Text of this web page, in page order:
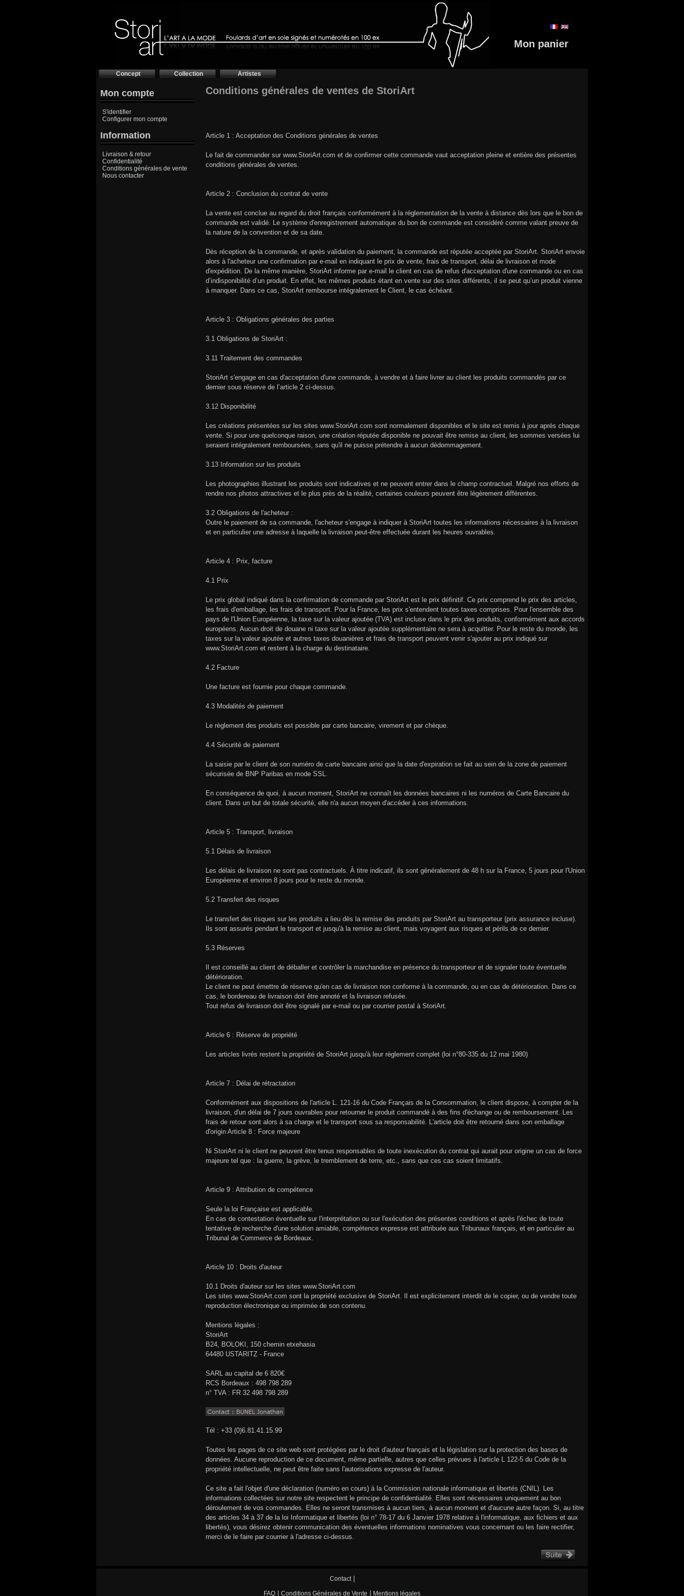
Mon panier
Concept Collection Artistes
Mon compte
S'identifier
Configurer mon compte
Information
Livraison & retour
Confidentialité
Conditions générales de vente
Nous contacter
Conditions générales de ventes de StoriArt
Article 1 : Acceptation des Conditions générales de ventes
Le fait de commander sur www.StoriArt.com et de confirmer cette commande vaut acceptation pleine et entière des présentes
conditions générales de ventes.
Article 2 : Conclusion du contrat de vente
La vente est conclue au regard du droit français conformément à la réglementation de la vente à distance dès lors que le bon de
commande est validé. Le système d'enregistrement automatique du bon de commande est considéré comme valant preuve de
la nature de la convention et de sa date.
Dès réception de la commande, et après validation du paiement, la commande est réputée acceptée par StoriArt. StoriArt envoie
alors à l'acheteur une confirmation par e-mail en indiquant le prix de vente, frais de transport, délai de livraison et mode
d'expédition. De la même manière, StoriArt informe par e-mail le client en cas de refus d'acceptation d'une commande ou en cas
d’indisponibilité d’un produit. En effet, les mêmes produits étant en vente sur des sites différents, il se peut qu’un produit vienne
à manquer. Dans ce cas, StoriArt rembourse intégralement le Client, le cas échéant.
Article 3 : Obligations générales des parties
3.1 Obligations de StoriArt :
3.11 Traitement des commandes
StoriArt s'engage en cas d'acceptation d'une commande, à vendre et à faire livrer au client les produits commandés par ce
dernier sous réserve de l’article 2 ci-dessus.
3.12 Disponibilité
Les créations présentées sur les sites www.StoriArt.com sont normalement disponibles et le site est remis à jour après chaque
vente. Si pour une quelconque raison, une création réputée disponible ne pouvait être remise au client, les sommes versées lui
seraient intégralement remboursées, sans qu'il ne puisse prétendre à aucun dédommagement.
3.13 Information sur les produits
Les photographies illustrant les produits sont indicatives et ne peuvent entrer dans le champ contractuel. Malgré nos efforts de
rendre nos photos attractives et le plus près de la réalité, certaines couleurs peuvent être légèrement différentes.
3.2 Obligations de l'acheteur :
Outre le paiement de sa commande, l'acheteur s'engage à indiquer à StoriArt toutes les informations nécessaires à la livraison
et en particulier une adresse à laquelle la livraison peut-être effectuée durant les heures ouvrables.
Article 4 : Prix, facture
4.1 Prix
Le prix global indiqué dans la confirmation de commande par StoriArt est le prix définitif. Ce prix comprend le prix des articles,
les frais d'emballage, les frais de transport. Pour la France, les prix s'entendent toutes taxes comprises. Pour l'ensemble des
pays de l'Union Européenne, la taxe sur la valeur ajoutée (TVA) est incluse dans le prix des produits, conformément aux accords
européens. Aucun droit de douane ni taxe sur la valeur ajoutée supplémentaire ne sera à acquitter. Pour le reste du monde, les
taxes sur la valeur ajoutée et autres taxes douanières et frais de transport peuvent venir s'ajouter au prix indiqué sur
www.StoriArt.com et restent à la charge du destinataire.
4.2 Facture
Une facture est fournie pour chaque commande.
4.3 Modalités de paiement
Le règlement des produits est possible par carte bancaire, virement et par chèque.
4.4 Sécurité de paiement
La saisie par le client de son numéro de carte bancaire ainsi que la date d'expiration se fait au sein de la zone de paiement
sécurisée de BNP Paribas en mode SSL.
En conséquence de quoi, à aucun moment, StoriArt ne connaît les données bancaires ni les numéros de Carte Bancaire du
client. Dans un but de totale sécurité, elle n'a aucun moyen d'accéder à ces informations.
Article 5 : Transport, livraison
5.1 Délais de livraison
Les délais de livraison ne sont pas contractuels. À titre indicatif, ils sont généralement de 48 h sur la France, 5 jours pour l'Union
Européenne et environ 8 jours pour le reste du monde.
5.2 Transfert des risques
Le transfert des risques sur les produits a lieu dès la remise des produits par StoriArt au transporteur (prix assurance incluse).
Ils sont assurés pendant le transport et jusqu'à la remise au client, mais voyagent aux risques et périls de ce dernier.
5.3 Réserves
Il est conseillé au client de déballer et contrôler la marchandise en présence du transporteur et de signaler toute éventuelle
détérioration.
Le client ne peut émettre de réserve qu'en cas de livraison non conforme à la commande, ou en cas de détérioration. Dans ce
cas, le bordereau de livraison doit être annoté et la livraison refusée.
Tout refus de livraison doit être signalé par e-mail ou par courrier postal à StoriArt.
Article 6 : Réserve de propriété
Les articles livrés restent la propriété de StoriArt jusqu'à leur règlement complet (loi n°80-335 du 12 mai 1980)
Article 7 : Délai de rétractation
Conformément aux dispositions de l'article L. 121-16 du Code Français de la Consommation, le client dispose, à compter de la
livraison, d'un délai de 7 jours ouvrables pour retourner le produit commandé à des fins d'échange ou de remboursement. Les
frais de retour sont alors à sa charge et le transport sous sa responsabilité. L'article doit être retourné dans son emballage
d'origin Article 8 : Force majeure
Ni StoriArt ni le client ne peuvent être tenus responsables de toute inexécution du contrat qui aurait pour origine un cas de force
majeure tel que : la guerre, la grève, le tremblement de terre, etc., sans que ces cas soient limitatifs.
Article 9 : Attribution de compétence
Seule la loi Française est applicable.
En cas de contestation éventuelle sur l'interprétation ou sur l'exécution des présentes conditions et après l'échec de toute
tentative de recherche d'une solution amiable, compétence expresse est attribuée aux Tribunaux français, et en particulier au
Tribunal de Commerce de Bordeaux.
Article 10 : Droits d'auteur
10.1 Droits d'auteur sur les sites www.StoriArt.com
Les sites www.StoriArt.com sont la propriété exclusive de StoriArt. Il est explicitement interdit de le copier, ou de vendre toute
reproduction électronique ou imprimée de son contenu.
Mentions légales :
StoriArt
B24, BOLOKI, 150 chemin etxehasia
64480 USTARITZ - France
SARL au capital de 6 820€
RCS Bordeaux : 498 798 289
n° TVA : FR 32 498 798 289
Tél : +33 (0)6.81.41.15.99
Toutes les pages de ce site web sont protégées par le droit d'auteur français et la législation sur la protection des bases de
données. Aucune reproduction de ce document, même partielle, autres que celles prévues à l'article L 122-5 du Code de la
propriété intellectuelle, ne peut être faite sans l'autorisations expresse de l'auteur.
Ce site a fait l'objet d'une déclaration (numéro en cours) à la Commission nationale informatique et libertés (CNIL). Les
informations collectées sur notre site respectent le principe de confidentialité. Elles sont nécessaires uniquement au bon
déroulement de vos commandes. Elles ne seront transmises à aucun tiers, à aucun moment et d'aucune autre façon. Si, au titre
des articles 34 à 37 de la loi Informatique et libertés (loi n° 78-17 du 6 Janvier 1978 relative à l'informatique, aux fichiers et aux
libertés), vous désirez obtenir communication des éventuelles informations nominatives vous concernant ou les faire rectifier,
merci de le faire par courrier à l'adresse ci-dessus.
Contact|
FAQ Conditions Générales de Vente Mentions légales